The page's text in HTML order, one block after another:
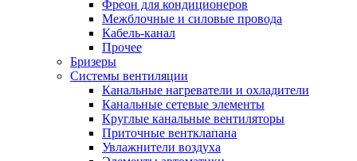
Фреон для кондиционеров
Межблочные и силовые провода
Кабель-канал
Прочее
Бризеры
Системы вентиляции
Канальные нагреватели и охладители
Канальные сетевые элементы
Круглые канальные вентиляторы
Приточные вентклапана
Увлажнители воздуха